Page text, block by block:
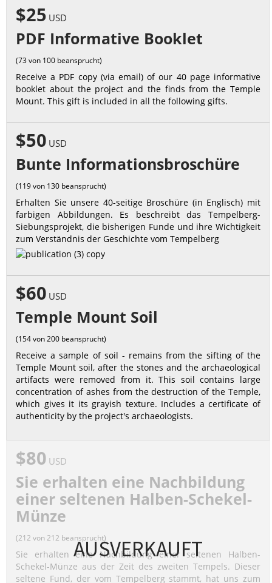
$25 USD
PDF Informative Booklet
(73 von 100 beansprucht)
Receive a PDF copy (via email) of our 40 page informative
booklet about the project and the finds from the Temple
Mount. This gift is included in all the following gifts.
$50 USD
Bunte Informationsbroschüre
(119 von 130 beansprucht)
Erhalten Sie unsere 40-seitige Broschüre (in Englisch) mit
farbigen Abbildungen. Es beschreibt das Tempelberg-
Siebungsprojekt, die bisherigen Funde und ihre Wichtigkeit
zum Verständnis der Geschichte vom Tempelberg
$60 USD
Temple Mount Soil
(154 von 200 beansprucht)
Receive a sample of soil - remains from the sifting of the
Temple Mount soil, after the stones and the archaeological
artifacts were removed from it. This soil contains large
concentration of ashes from the destruction of the Temple,
which gives it its grayish texture. Includes a certificate of
authenticity by the project's archaeologists.
AUSVERKAUFT
$80 USD
Sie erhalten eine Nachbildung
einer seltenen Halben-Schekel-
Münze
(212 von 212 beansprucht)
Sie erhalten eine Nachbildung einer seltenen Halben-
Schekel-Münze aus der Zeit des zweiten Tempels. Dieser
seltene Fund, der vom Tempelberg stammt, hat uns zum